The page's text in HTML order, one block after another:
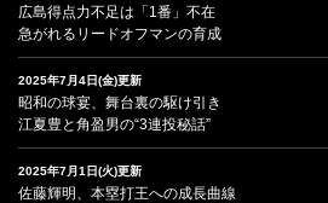
広島得点力不足は「1番」不在
急がれるリードオフマンの育成
2025年7月4日(金)更新
昭和の球宴、舞台裏の駆け引き
江夏豊と角盈男の“3連投秘話”
2025年7月1日(火)更新
佐藤輝明、本塁打王への成長曲線